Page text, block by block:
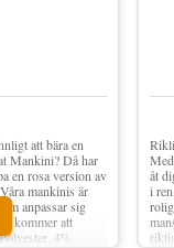
att bära en
Mankini? Då har
en rosa version av
mankinis är
anpassar sig
kommer att
4%
åt
i